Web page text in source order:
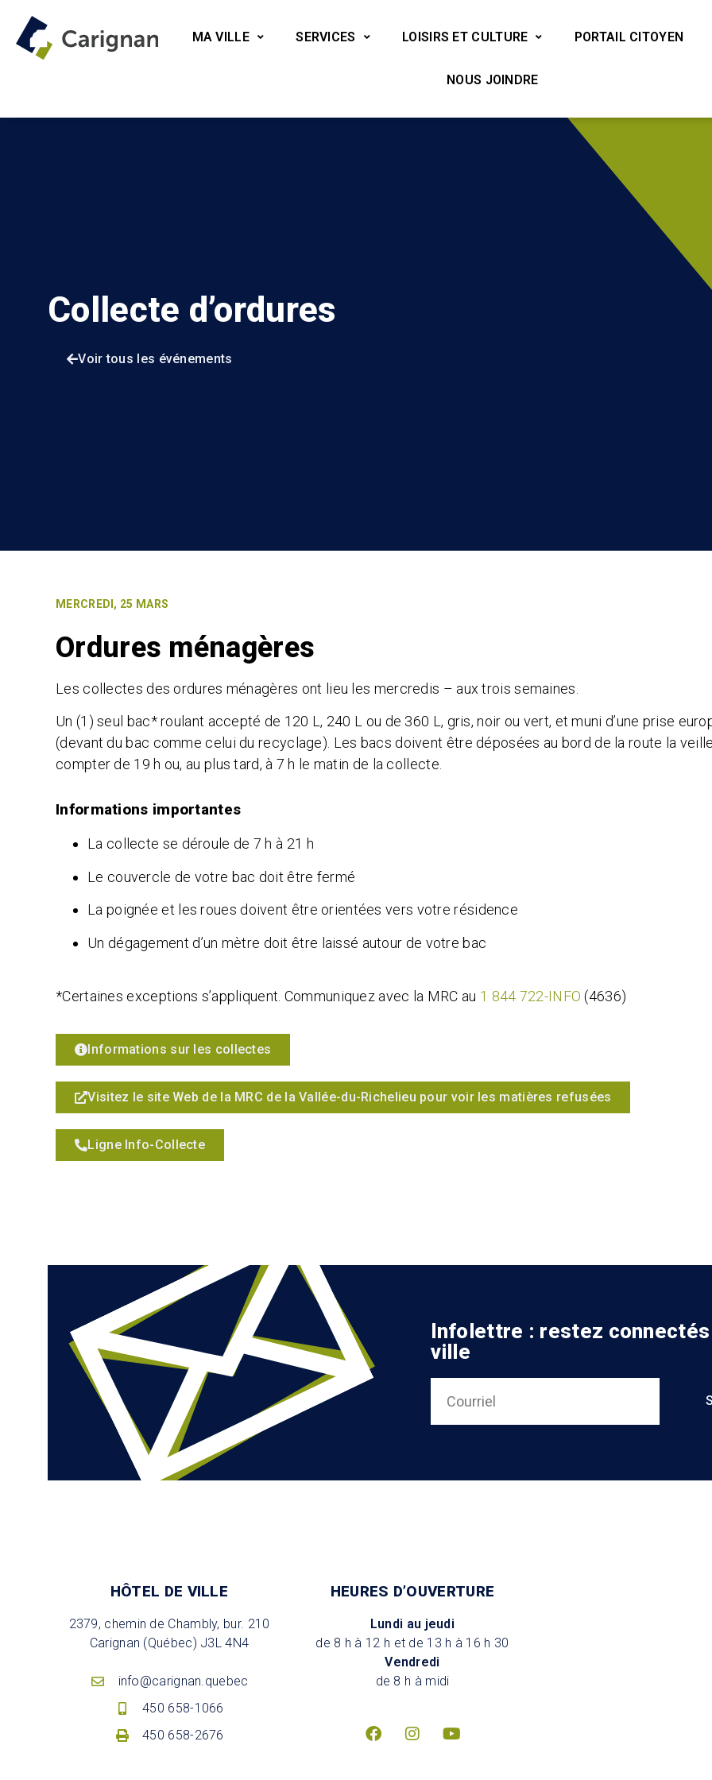
MA VILLE SERVICES LOISIRS ET CULTURE PORTAIL CITOYEN
NOUS JOINDRE
Collecte d’ordures
Voir tous les événements
MERCREDI, 25 MARS
Ordures ménagères
Les collectes des ordures ménagères ont lieu les mercredis – aux trois semaines.
Un (1) seul bac* roulant accepté de 120 L, 240 L ou de 360 L, gris, noir ou vert, et muni d’une prise
(devant du bac comme celui du recyclage). Les bacs doivent être déposées au bord de la route la
compter de 19 h ou, au plus tard, à 7 h le matin de la collecte.
Informations importantes
La collecte se déroule de 7 h à 21 h
Le couvercle de votre bac doit être fermé
La poignée et les roues doivent être orientées vers votre résidence
Un dégagement d’un mètre doit être laissé autour de votre bac
*Certaines exceptions s’appliquent. Communiquez avec la MRC au 1 844 722-INFO (4636)
Informations sur les collectes
Visitez le site Web de la MRC de la Vallée-du-Richelieu pour voir les matières refusées
Ligne Info-Collecte
Infolettre : restez
ville
HÔTEL DE VILLE
2379, chemin de Chambly, bur. 210
Carignan (Québec) J3L 4N4
info@carignan.quebec
450 658-1066
450 658-2676
HEURES D’OUVERTURE
Lundi au jeudi
de 8 h à 12 h et de 13 h à 16 h 30
Vendredi
de 8 h à midi